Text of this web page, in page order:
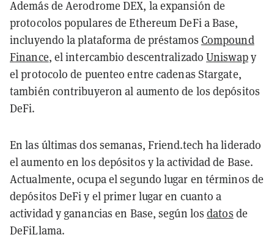
Además de Aerodrome DEX, la expansión de
protocolos populares de Ethereum DeFi a Base,
incluyendo la plataforma de préstamos Compound
Finance, el intercambio descentralizadoUniswapy
el protocolo de puenteo entre cadenas Stargate,
también contribuyeron al aumento de los depósitos
DeFi.
En las últimas dos semanas, Friend.tech ha liderado
el aumento en los depósitos y la actividad de Base.
Actualmente, ocupa el segundo lugar en términos de
depósitos DeFi y el primer lugar en cuanto a
actividad y ganancias en Base, según losdatos de
DeFiLlama.